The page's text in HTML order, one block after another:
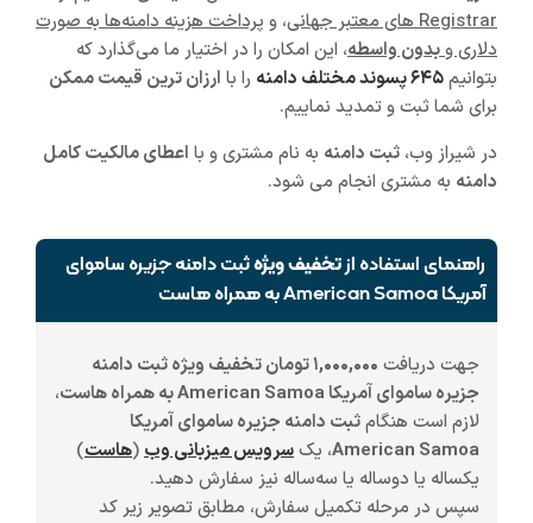
Registrar های معتبر جهانی
، و پرداخت هزینه دامنه‌ها به صورت
دلاری وبدون واسطه، این امکان را در اختیار ما می‌گذارد که
بتوانیم۶۴۵ پسوند مختلف دامنه را با ارزان ترین قیمت ممکن
برای شما ثبت و تمدید نماییم.
در شیراز وب، ثبت دامنه به نام مشتری و با اعطای مالکیت کامل
دامنه به مشتری انجام می شود.
راهنمای استفاده ازتخفیف ویژهثبت دامنه جزیره ساموای
آمریکا American Samoa به همراه هاست
جهت دریافت
۱,۰۰۰,۰۰۰ تومان تخفیف ویژه ثبت دامنه
جزیره ساموای آمریکا American Samoa به همراه هاست
،
لازم است هنگامثبت دامنه جزیره ساموای آمریکا
American Samoa، یکسرویس میزبانی وب(هاست)
یکساله یا دوساله یا سه‌ساله نیز سفارش دهید.
سپس در مرحله تکمیل سفارش، مطابق تصویر زیر کد